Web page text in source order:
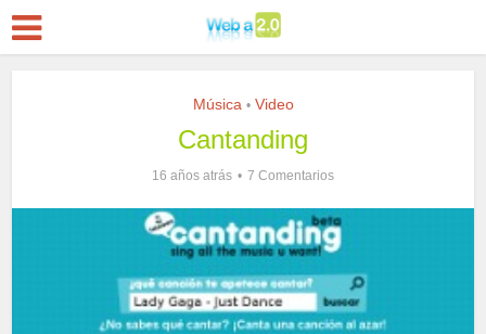
Música • Video
Cantanding
16 años atrás 7 Comentarios